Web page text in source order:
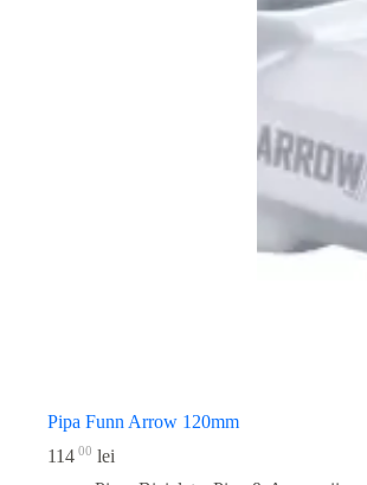
Pipa Funn Arrow 120mm
114 00 lei